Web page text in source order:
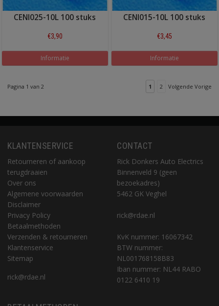
CENI025-10L 100 stuks
€3,90
Informatie
CENI015-10L 100 stuks
€3,45
Informatie
Pagina 1 van 2 1 2 Volgende Vorige
KLANTENSERVICE
Retourneren of aankoop
terugdraaien
Over ons
Algemene voorwaarden
Disclaimer
Privacy Policy
Betaalmethoden
Verzenden & retourneren
Klantenservice
Sitemap
rick@rdae.nl
CONTACT
Rick Donkers Auto Electrics
Binnenveld 9 (geen
bezoekadres)
5462 GK Veghel
rick@rdae.nl
KvK nummer: 16067342
BTW nummer:
NL001768158B83
Iban nummer: NL44 RABO
0122 6410 19